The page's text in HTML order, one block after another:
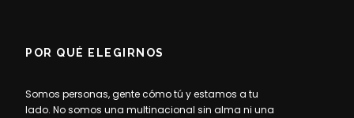
POR QUÉ ELEGIRNOS
Somos personas, gente cómo tú y estamos a tu
lado. No somos una multinacional sin alma ni una